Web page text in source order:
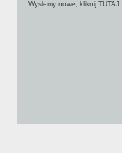
Wyślemy nowe, kliknij TUTAJ.